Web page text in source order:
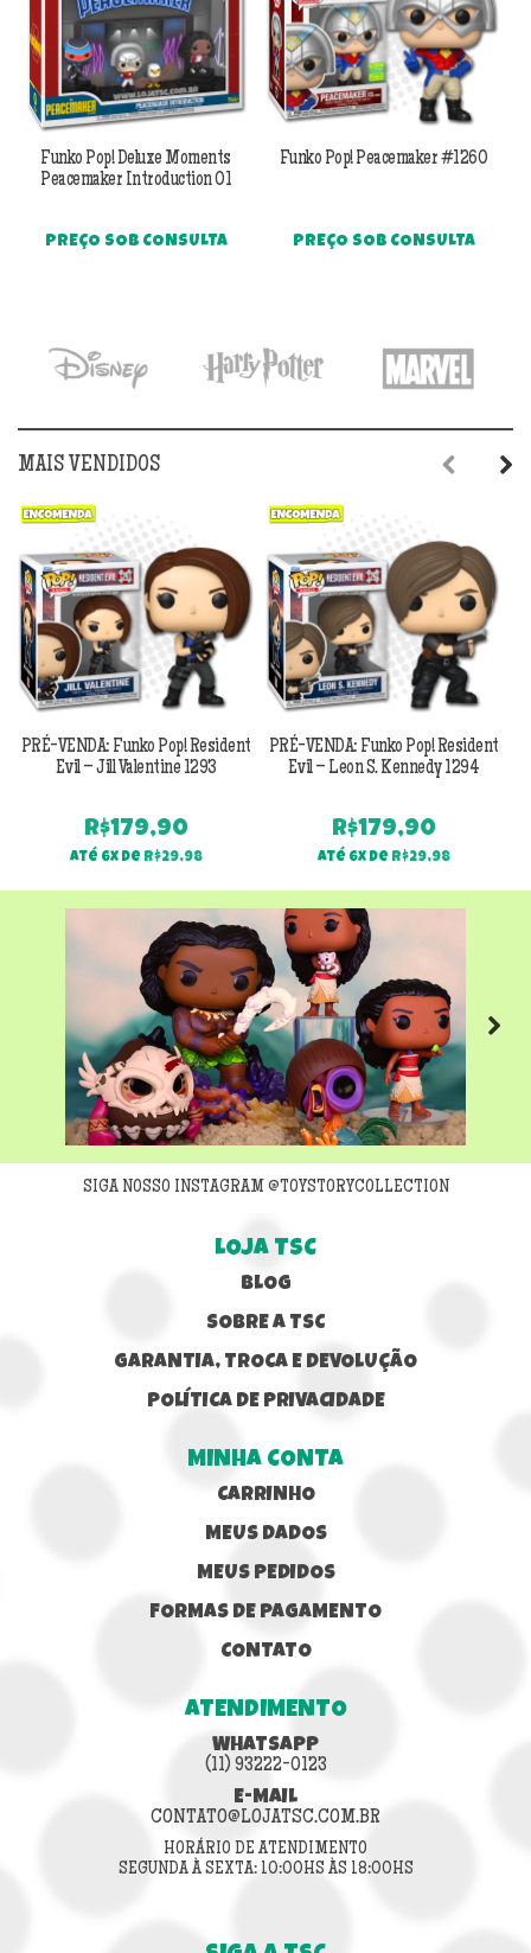
Funko Pop! Deluxe Moments
Peacemaker Introduction 01
PREÇO SOB CONSULTA
Funko Pop! Peacemaker #1260
PREÇO SOB CONSULTA
MAIS VENDIDOS
PRÉ-VENDA: Funko Pop! Resident
Evil – Jill Valentine 1293
R$179,90
Até 6x de R$29,98
PRÉ-VENDA: Funko Pop! Resident
Evil – Leon S. Kennedy 1294
R$179,90
Até 6x de R$29,98
Next
SIGA NOSSO INSTAGRAM @TOYSTORYCOLLECTION
LOJA TSC
BLOG
SOBRE A TSC
GARANTIA, TROCA E DEVOLUÇÃO
POLÍTICA DE PRIVACIDADE
MINHA CONTA
CARRINHO
MEUS DADOS
MEUS PEDIDOS
FORMAS DE PAGAMENTO
CONTATO
ATENDIMENTO
WHATSAPP
(11) 93222-0123
E-MAIL
CONTATO@LOJATSC.COM.BR
HORÁRIO DE ATENDIMENTO
SEGUNDA À SEXTA: 10:00HS ÀS 18:00HS